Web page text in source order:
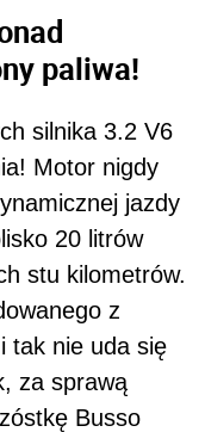
paliwa!
silnika 3.2 V6
Motor nigdy
jazdy
20 litrów
stu kilometrów.
z
i tak nie uda się
za sprawą
Busso